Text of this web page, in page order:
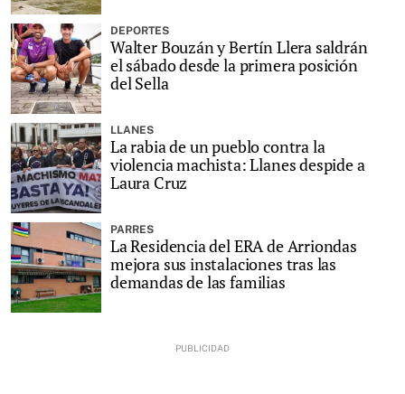
DEPORTES
Walter Bouzán y Bertín Llera saldrán
el sábado desde la primera posición
del Sella
LLANES
La rabia de un pueblo contra la
violencia machista: Llanes despide a
Laura Cruz
PARRES
La Residencia del ERA de Arriondas
mejora sus instalaciones tras las
demandas de las familias